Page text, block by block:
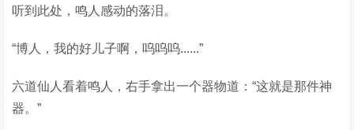
听到此处，鸣人感动的落泪。
“博人，我的好儿子啊，呜呜呜......”
六道仙人看着鸣人，右手拿出一个器物道：“这就是那件神
器。”